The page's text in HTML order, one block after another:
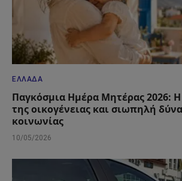
ΕΛΛΆΔΑ
Παγκόσμια Ημέρα Μητέρας 2026:
της οικογένειας και σιωπηλή
κοινωνίας
10/05/2026